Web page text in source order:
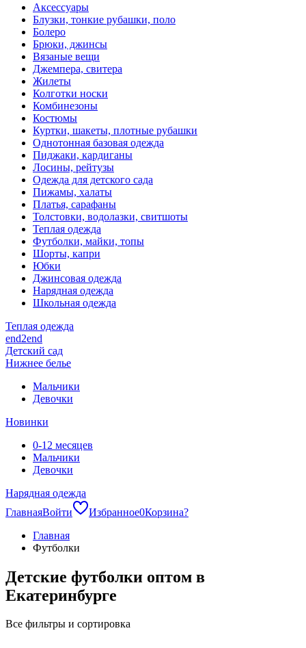
Аксессуары
Блузки, тонкие рубашки, поло
Болеро
Брюки, джинсы
Вязаные вещи
Джемпера, свитера
Жилеты
Колготки носки
Комбинезоны
Костюмы
Куртки, шакеты, плотные рубашки
Однотонная базовая одежда
Пиджаки, кардиганы
Лосины, рейтузы
Одежда для детского сада
Пижамы, халаты
Платья, сарафаны
Толстовки, водолазки, свитшоты
Теплая одежда
Футболки, майки, топы
Шорты, капри
Юбки
Джинсовая одежда
Нарядная одежда
Школьная одежда
Теплая одежда
end2end
Детский сад
Нижнее белье
Мальчики
Девочки
Новинки
0-12 месяцев
Мальчики
Девочки
Нарядная одежда
ГлавнаяВойти Избранное0Корзина?
Главная
Футболки
Детские футболки оптом в
Екатеринбурге
Все фильтры и сортировка